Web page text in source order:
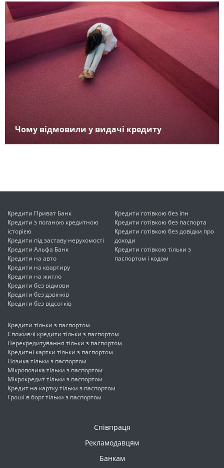
Чому відмовили у видачі кредиту
Кредити Приват Банк
Кредити з поганою кредитною
історією
Кредити під заставу нерухомості
Кредити Альфа Банк
Кредити на авто
Кредити на квартиру
Кредити на житло
Кредити без відмови
Кредити без дзвінків
Кредити без відсотків
Кредити готівкою без іпн
Кредити готівкою без паспорта
Кредити готівкою без довідки про
доходи
Кредити готівкою тільки з
паспортом і кодом
Кредити тільки з паспортом
Споживчі кредити тільки з паспортом
Перекредитування тільки з паспортом
Кредитні картки тільки з паспортом
Позика тільки з паспортом
Мікропозика тільки з паспортом
Мікрокредит тільки з паспортом
Кредит на картку тільки з паспортом
Гроші в борг тільки з паспортом
Співпраця
Рекламодавцям
Банкам